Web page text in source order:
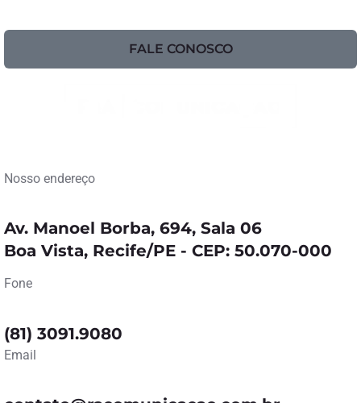
Nosso endereço
Av. Manoel Borba, 694, Sala 06
Boa Vista, Recife/PE - CEP: 50.070-000
Fone
(81) 3091.9080
Email
FALE CONOSCO